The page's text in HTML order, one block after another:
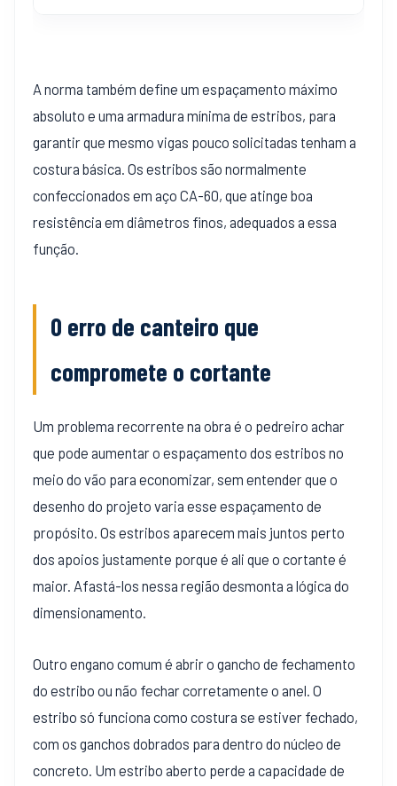
A norma também define um espaçamento máximo
absoluto e uma armadura mínima de estribos, para
garantir que mesmo vigas pouco solicitadas tenham a
costura básica. Os estribos são normalmente
confeccionados em aço CA-60, que atinge boa
resistência em diâmetros finos, adequados a essa
função.
O erro de canteiro que
compromete o cortante
Um problema recorrente na obra é o pedreiro achar
que pode aumentar o espaçamento dos estribos no
meio do vão para economizar, sem entender que o
desenho do projeto varia esse espaçamento de
propósito. Os estribos aparecem mais juntos perto
dos apoios justamente porque é ali que o cortante é
maior. Afastá-los nessa região desmonta a lógica do
dimensionamento.
Outro engano comum é abrir o gancho de fechamento
do estribo ou não fechar corretamente o anel. O
estribo só funciona como costura se estiver fechado,
com os ganchos dobrados para dentro do núcleo de
concreto. Um estribo aberto perde a capacidade de